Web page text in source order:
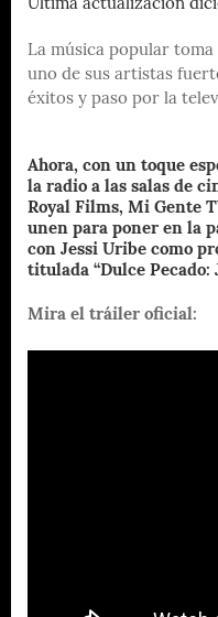
Última actualización
La música popular
uno de sus artistas
éxitos y paso por la
Ahora, con un toque
la radio a las salas de
Royal Films, Mi Gente
unen para poner en la
con Jessi Uribe como
titulada “Dulce Pecado:
Mira el tráiler oficial: